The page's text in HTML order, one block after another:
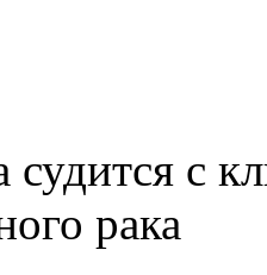
судится с
рака